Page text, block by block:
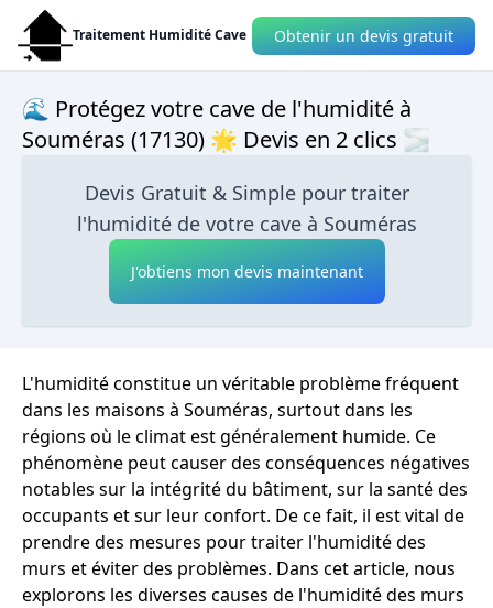
Traitement Humidité Cave Obtenir un devis gratuit
🌊 Protégez votre cave de l'humidité à
Souméras (17130) 🌟 Devis en 2 clics 🌫
Devis Gratuit & Simple pour traiter
l'humidité de votre cave à Souméras
J'obtiens mon devis maintenant
L'humidité constitue un véritable problème fréquent
dans les maisons à Souméras, surtout dans les
régions où le climat est généralement humide. Ce
phénomène peut causer des conséquences négatives
notables sur la intégrité du bâtiment, sur la santé des
occupants et sur leur confort. De ce fait, il est vital de
prendre des mesures pour traiter l'humidité des
murs et éviter des problèmes. Dans cet article, nous
explorons les diverses causes de l'humidité des murs